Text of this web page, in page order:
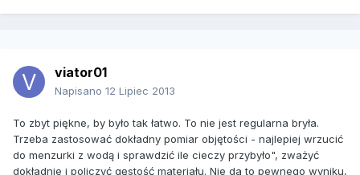
viator01
Napisano 12 Lipiec 2013
To zbyt piękne, by było tak łatwo. To nie jest regularna bryła.
Trzeba zastosować dokładny pomiar objętości - najlepiej wrzucić
do menzurki z wodą i sprawdzić ile cieczy przybyło", zważyć
dokładnie i policzyć gęstość materiału. Nie da to pewnego wyniku,